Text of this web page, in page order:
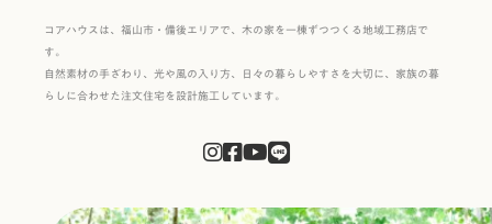
コアハウスは、福山市・備後エリアで、木の家を一棟ずつつくる地域工務店で
す。
自然素材の手ざわり、光や風の入り方、日々の暮らしやすさを大切に、家族の暮
らしに合わせた注文住宅を設計施工しています。